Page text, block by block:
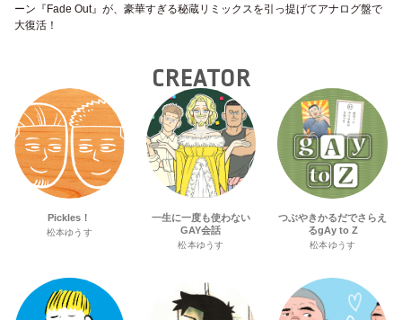
ーン『Fade Out』が、豪華すぎる秘蔵リミックスを引っ提げてアナログ盤で
大復活！
CREATOR
Pickles！
松本ゆうす
一生に一度も使わない
GAY会話
松本ゆうす
つぶやきかるだでさらえ
るgAy to Z
松本ゆうす